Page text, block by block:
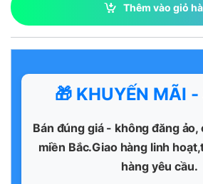
Thêm vào giỏ
🎁 KHUYẾN MÃI
Bán đúng giá - không đăng
miền Bắc.Giao hàng linh
hàng yêu cầu.